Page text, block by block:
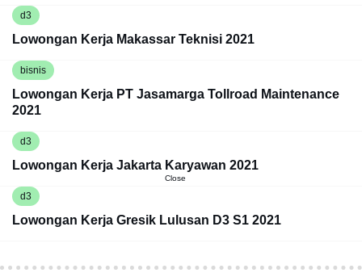
d3
Lowongan Kerja Makassar Teknisi 2021
bisnis
Lowongan Kerja PT Jasamarga Tollroad Maintenance
2021
d3
Lowongan Kerja Jakarta Karyawan 2021
d3
Lowongan Kerja Gresik Lulusan D3 S1 2021
Close